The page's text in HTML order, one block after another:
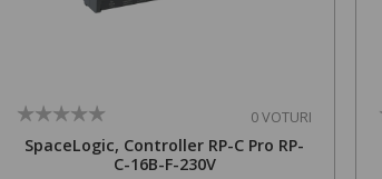
0 VOTURI
SpaceLogic, Controller RP-C Pro RP-
C-16B-F-230V